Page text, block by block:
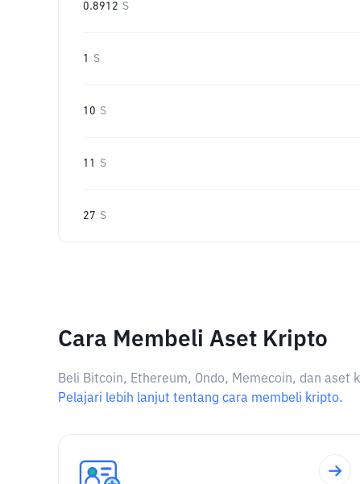
0.8912 S
1 S
10 S
11 S
27 S
Cara Membeli Aset Kripto
Beli Bitcoin, Ethereum, Ondo, Memecoin, dan
Pelajari lebih lanjut tentang cara membeli kripto.